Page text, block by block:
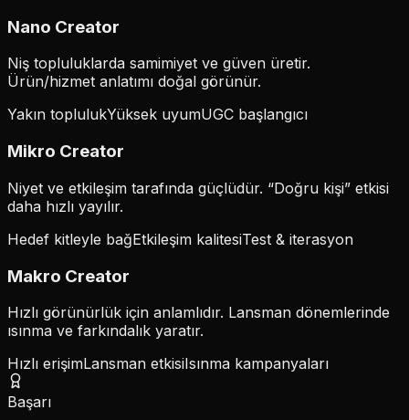
Nano Creator
Niş topluluklarda samimiyet ve güven üretir.
Ürün/hizmet anlatımı doğal görünür.
Yakın toplulukYüksek uyumUGC başlangıcı
Mikro Creator
Niyet ve etkileşim tarafında güçlüdür. “Doğru kişi” etkisi
daha hızlı yayılır.
Hedef kitleyle bağEtkileşim kalitesiTest & iterasyon
Makro Creator
Hızlı görünürlük için anlamlıdır. Lansman dönemlerinde
ısınma ve farkındalık yaratır.
Hızlı erişimLansman etkisiIsınma kampanyaları
Başarı